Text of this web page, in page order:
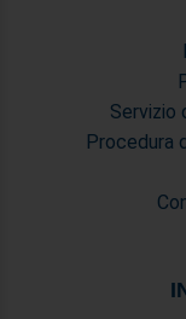
con altre
raccolto dal suo
Servizio
Procedura